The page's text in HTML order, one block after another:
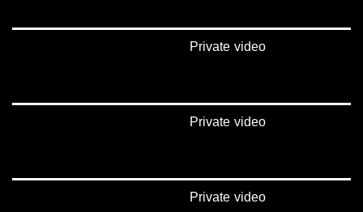
Private video
Private video
Private video